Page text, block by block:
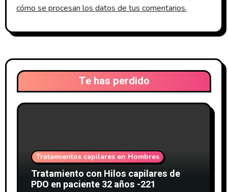
cómo se procesan los datos de tus comentarios.
Te has perdido
Tratamientos capilares en Hombres
Tratamiento con Hilos capilares de
PDO en paciente 32 años -221